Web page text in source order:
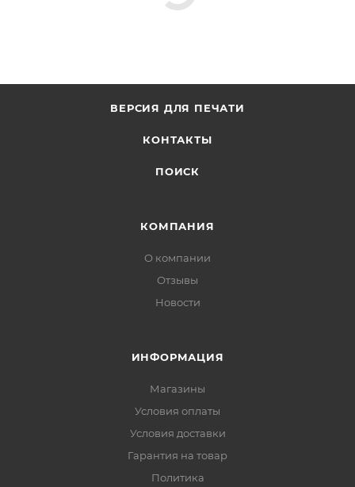
ВЕРСИЯ ДЛЯ ПЕЧАТИ
КОНТАКТЫ
ПОИСК
КОМПАНИЯ
О компании
Отзывы
Новости
ИНФОРМАЦИЯ
Магазины
Условия оплаты
Условия доставки
Гарантия на товар
Политика